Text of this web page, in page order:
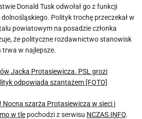
Donald Tusk odwołał go z funkcji
Polityk trochę przeczekał w
powiatowym na posadzie członka
że polityczne rozdawnictwo stanowisk
trwa w najlepsze.
Jacka Protasiewicza. PSL grozi
odpowiada szantażem [FOTO]
Nocna szarża Protasiewicza w sieci i
w tle pochodzi z serwisu NCZAS.INFO.